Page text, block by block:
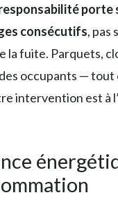
porte
consécutifs, pas
la fuite. Parquets,
occupants — tout
intervention est à